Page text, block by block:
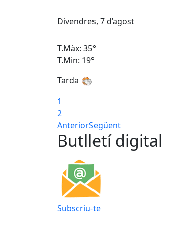
Divendres, 7 d’agost
T.Màx: 35°
T.Min: 19°
Tarda
1
2
AnteriorSegüent
Butlletí digital
Subscriu-te